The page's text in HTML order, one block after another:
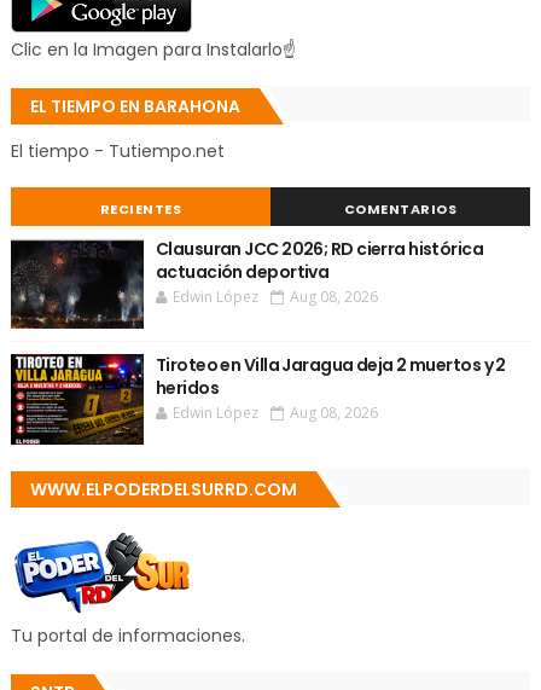
Clic en la Imagen para Instalarlo☝
EL TIEMPO EN BARAHONA
El tiempo - Tutiempo.net
RECIENTES COMENTARIOS
Clausuran JCC 2026; RD cierra histórica
actuación deportiva
Edwin López Aug 08, 2026
Tiroteo en Villa Jaragua deja 2 muertos y 2
heridos
Edwin López Aug 08, 2026
WWW.ELPODERDELSURRD.COM
Tu portal de informaciones.